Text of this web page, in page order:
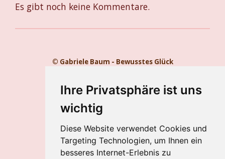
Ihre Privatsphäre ist uns
wichtig
Diese Website verwendet Cookies und
Targeting Technologien, um Ihnen ein
besseres Internet-Erlebnis zu
Es gibt noch keine Kommentare.
© Gabriele Baum - Bewusstes Glück
Datenschutz
Gabriele Baum
Wilhelmstraße 34, 56112 Lahnstein
Handy: +49 157 8450 2773